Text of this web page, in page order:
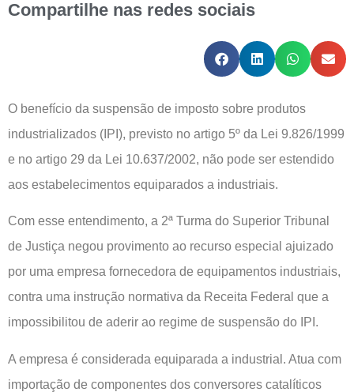
Compartilhe nas redes sociais
O benefício da suspensão de imposto sobre produtos
industrializados (IPI), previsto no artigo 5º da Lei 9.826/1999
e no artigo 29 da Lei 10.637/2002, não pode ser estendido
aos estabelecimentos equiparados a industriais.
Com esse entendimento, a 2ª Turma do Superior Tribunal
de Justiça negou provimento ao recurso especial ajuizado
por uma empresa fornecedora de equipamentos industriais,
contra uma instrução normativa da Receita Federal que a
impossibilitou de aderir ao regime de suspensão do IPI.
A empresa é considerada equiparada a industrial. Atua com
importação de componentes dos conversores catalíticos